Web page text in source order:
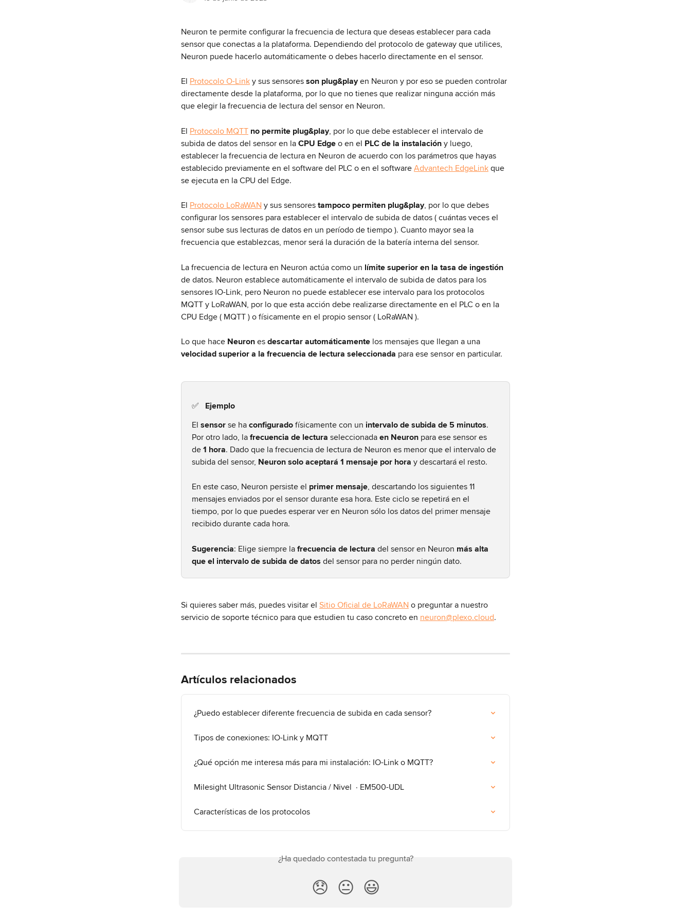
Neuron te permite configurar la frecuencia de lectura que deseas establecer para cada
sensor que conectas a la plataforma. Dependiendo del protocolo de gateway que utilices,
Neuron puede hacerlo automáticamente o debes hacerlo directamente en el sensor.
El Protocolo O-Link y sus sensores son plug&play en Neuron y por eso se pueden controlar
directamente desde la plataforma, por lo que no tienes que realizar ninguna acción más
que elegir la frecuencia de lectura del sensor en Neuron.
El Protocolo MQTT no permite plug&play, por lo que debe establecer el intervalo de
subida de datos del sensor en la CPU Edge o en el PLC de la instalación y luego,
establecer la frecuencia de lectura en Neuron de acuerdo con los parámetros que hayas
establecido previamente en el software del PLC o en el software Advantech EdgeLink que
se ejecuta en la CPU del Edge.
El Protocolo LoRaWAN y sus sensores tampoco permiten plug&play, por lo que debes
configurar los sensores para establecer el intervalo de subida de datos ( cuántas veces el
sensor sube sus lecturas de datos en un período de tiempo ). Cuanto mayor sea la
frecuencia que establezcas, menor será la duración de la batería interna del sensor.
La frecuencia de lectura en Neuron actúa como un límite superior en la tasa de ingestión
de datos. Neuron establece automáticamente el intervalo de subida de datos para los
sensores IO-Link, pero Neuron no puede establecer ese intervalo para los protocolos
MQTT y LoRaWAN, por lo que esta acción debe realizarse directamente en el PLC o en la
CPU Edge ( MQTT ) o físicamente en el propio sensor ( LoRaWAN ).
Lo que hace Neuron es descartarautomáticamente los mensajes que llegan a una
velocidad superior a la frecuencia de lectura seleccionada para ese sensor en particular.
✅   Ejemplo
El sensor se ha configurado físicamente con un intervalo de subida de 5 minutos.
Por otro lado, la frecuencia de lectura seleccionada en Neuron para ese sensor es
de 1 hora. Dado que la frecuencia de lectura de Neuron es menor que el intervalo de
subida del sensor, Neuron solo aceptará 1 mensaje por hora y descartará el resto.
En este caso, Neuron persiste el primer mensaje, descartando los siguientes 11
mensajes enviados por el sensor durante esa hora. Este ciclo se repetirá en el
tiempo, por lo que puedes esperar ver en Neuron sólo los datos del primer mensaje
recibido durante cada hora.
Sugerencia: Elige siempre la frecuencia de lectura del sensor en Neuron más alta
que el intervalo de subida de datos del sensor para no perder ningún dato.
Si quieres saber más, puedes visitar el Sitio Oficial de LoRaWAN o preguntar a nuestro
servicio de soporte técnico para que estudien tu caso concreto en neuron@plexo.cloud.
Artículos relacionados
¿Puedo establecer diferente frecuencia de subida en cada sensor?
Tipos de conexiones: IO-Link y MQTT
¿Qué opción me interesa más para mi instalación: IO-Link o MQTT?
Milesight Ultrasonic Sensor Distancia / Nivel  · EM500-UDL
Características de los protocolos
¿Ha quedado contestada tu pregunta?
😞 😐 😃